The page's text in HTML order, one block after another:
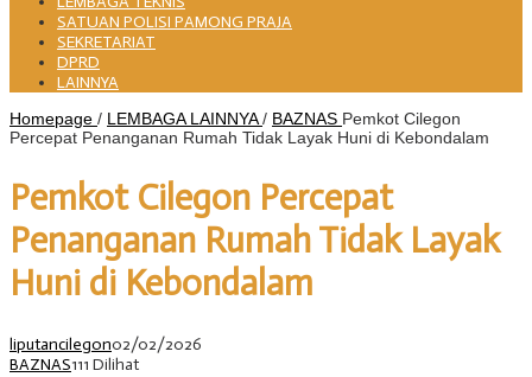
SATUAN POLISI PAMONG PRAJA
SEKRETARIAT
DPRD
LAINNYA
Homepage / LEMBAGA LAINNYA / BAZNAS Pemkot Cilegon
Percepat Penanganan Rumah Tidak Layak Huni di Kebondalam
Pemkot Cilegon Percepat
Penanganan Rumah Tidak Layak
Huni di Kebondalam
liputancilegon02/02/2026
BAZNAS111 Dilihat